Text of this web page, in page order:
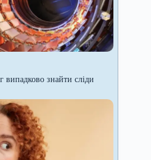
випадково знайти сліди